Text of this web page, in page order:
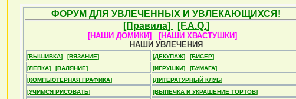
ФОРУМ ДЛЯ УВЛЕЧЕННЫХ И УВЛЕКАЮЩИХСЯ!
[Правила]
[F.A.Q.]
[НАШИ ДОМИКИ]
[НАШИ ХВАСТУШКИ]
НАШИ УВЛЕЧЕНИЯ
[ВЫШИВКА] [ВЯЗАНИЕ] [ДЕКУПАЖ]
[БИСЕР]
[ЛЕПКА]
[ВАЛЯНИЕ] [ИГРУШКИ]
[БУМАГА]
[КОМПЬЮТЕРНАЯ ГРАФИКА]
[ЛИТЕРАТУРНЫЙ КЛУБ]
[УЧИМСЯ РИСОВАТЬ]
[ВЫПЕЧКА И УКРАШЕНИЕ ТОРТОВ]